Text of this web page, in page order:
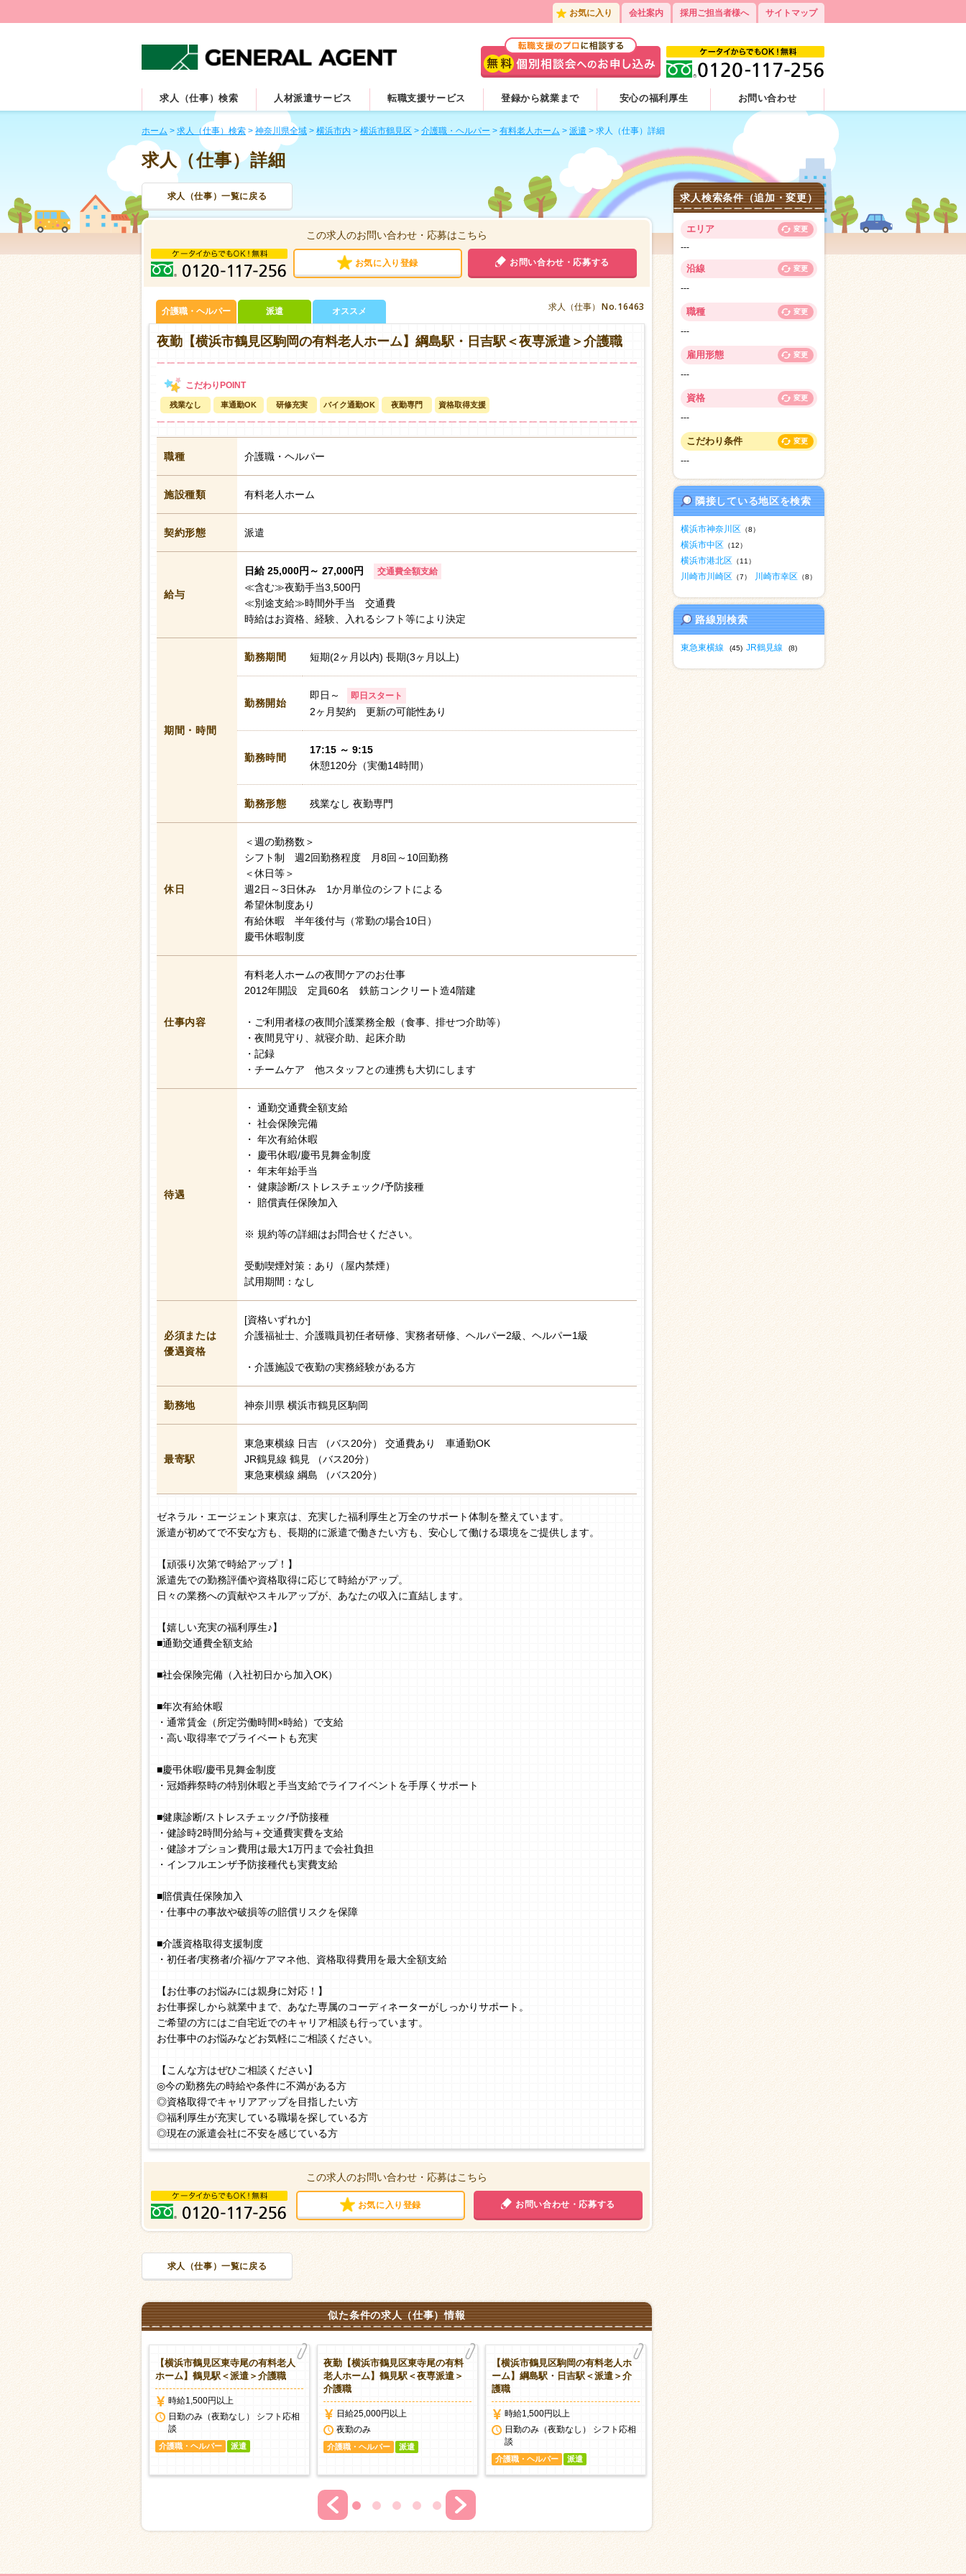
お気に入り 会社案内 採用ご担当者様へ サイトマップ
求人（仕事）検索 人材派遣サービス 転職支援サービス 登録から就業まで 安心の福利厚生 お問い合わせ
ホーム > 求人（仕事）検索 > 神奈川県全域 > 横浜市内 > 横浜市鶴見区 > 介護職・ヘルパー > 有料老人ホーム > 派遣 > 求人（仕事）詳細
求人（仕事）詳細
求人（仕事）一覧に戻る
この求人のお問い合わせ・応募はこちら
お気に入り登録 お問い合わせ・応募する
求人（仕事） No.16463
介護職・ヘルパー 派遣 オススメ
夜勤【横浜市鶴見区駒岡の有料老人ホーム】綱島駅・日吉駅＜夜専派遣＞介護職
残業なし 車通勤OK 研修充実 バイク通勤OK 夜勤専門 資格取得支援
職種 介護職・ヘルパー
施設種類 有料老人ホーム
契約形態 派遣
給与
日給 25,000円～ 27,000円 交通費全額支給
≪含む≫夜勤手当3,500円
≪別途支給≫時間外手当 交通費
時給はお資格、経験、入れるシフト等により決定
期間・時間
勤務期間 短期(2ヶ月以内) 長期(3ヶ月以上)
勤務開始
即日～ 即日スタート
2ヶ月契約 更新の可能性あり
勤務時間
17:15 ～ 9:15
休憩120分（実働14時間）
勤務形態 残業なし 夜勤専門
休日
＜週の勤務数＞
シフト制 週2回勤務程度 月8回～10回勤務
＜休日等＞
週2日～3日休み 1か月単位のシフトによる
希望休制度あり
有給休暇 半年後付与（常勤の場合10日）
慶弔休暇制度
仕事内容
有料老人ホームの夜間ケアのお仕事
2012年開設 定員60名 鉄筋コンクリート造4階建
・ご利用者様の夜間介護業務全般（食事、排せつ介助等）
・夜間見守り、就寝介助、起床介助
・記録
・チームケア 他スタッフとの連携も大切にします
待遇
・ 通勤交通費全額支給
・ 社会保険完備
・ 年次有給休暇
・ 慶弔休暇/慶弔見舞金制度
・ 年末年始手当
・ 健康診断/ストレスチェック/予防接種
・ 賠償責任保険加入
※ 規約等の詳細はお問合せください。
受動喫煙対策：あり（屋内禁煙）
試用期間：なし
必須または
優遇資格
[資格いずれか]
介護福祉士、介護職員初任者研修、実務者研修、ヘルパー2級、ヘルパー1級
・介護施設で夜勤の実務経験がある方
勤務地 神奈川県 横浜市鶴見区駒岡
最寄駅
東急東横線 日吉 （バス20分） 交通費あり 車通勤OK
JR鶴見線 鶴見 （バス20分）
東急東横線 綱島 （バス20分）
ゼネラル・エージェント東京は、充実した福利厚生と万全のサポート体制を整えています。
派遣が初めてで不安な方も、長期的に派遣で働きたい方も、安心して働ける環境をご提供します。
【頑張り次第で時給アップ！】
派遣先での勤務評価や資格取得に応じて時給がアップ。
日々の業務への貢献やスキルアップが、あなたの収入に直結します。
【嬉しい充実の福利厚生♪】
■通勤交通費全額支給
■社会保険完備（入社初日から加入OK）
■年次有給休暇
・通常賃金（所定労働時間×時給）で支給
・高い取得率でプライベートも充実
■慶弔休暇/慶弔見舞金制度
・冠婚葬祭時の特別休暇と手当支給でライフイベントを手厚くサポート
■健康診断/ストレスチェック/予防接種
・健診時2時間分給与＋交通費実費を支給
・健診オプション費用は最大1万円まで会社負担
・インフルエンザ予防接種代も実費支給
■賠償責任保険加入
・仕事中の事故や破損等の賠償リスクを保障
■介護資格取得支援制度
・初任者/実務者/介福/ケアマネ他、資格取得費用を最大全額支給
【お仕事のお悩みには親身に対応！】
お仕事探しから就業中まで、あなた専属のコーディネーターがしっかりサポート。
ご希望の方にはご自宅近でのキャリア相談も行っています。
お仕事中のお悩みなどお気軽にご相談ください。
【こんな方はぜひご相談ください】
◎今の勤務先の時給や条件に不満がある方
◎資格取得でキャリアアップを目指したい方
◎福利厚生が充実している職場を探している方
◎現在の派遣会社に不安を感じている方
この求人のお問い合わせ・応募はこちら
お気に入り登録 お問い合わせ・応募する
求人（仕事）一覧に戻る
似た条件の求人（仕事）情報
【横浜市鶴見区東寺尾の有料老人
ホーム】鶴見駅＜派遣＞介護職
時給1,500円以上
日勤のみ（夜勤なし） シフト応相
談
介護職・ヘルパー 派遣
夜勤【横浜市鶴見区東寺尾の有料
老人ホーム】鶴見駅＜夜専派遣＞
介護職
日給25,000円以上
夜勤のみ
介護職・ヘルパー 派遣
【横浜市鶴見区駒岡の有料老人ホ
ーム】綱島駅・日吉駅＜派遣＞介
護職
時給1,500円以上
日勤のみ（夜勤なし） シフト応相
談
介護職・ヘルパー 派遣
求人検索条件（追加・変更）
エリア 変更
---
沿線 変更
---
職種 変更
---
雇用形態 変更
---
資格 変更
---
こだわり条件 変更
---
隣接している地区を検索
横浜市神奈川区 （8）
横浜市中区 （12）
横浜市港北区 （11）
川崎市川崎区 （7） 川崎市幸区 （8）
路線別検索
東急東横線 (45) JR鶴見線 (8)